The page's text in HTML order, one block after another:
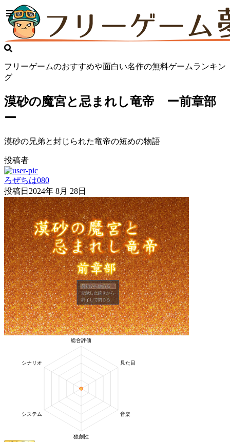
フリーゲームのおすすめや面白い名作の無料ゲームランキン
グ
漠砂の魔宮と忌まれし竜帝 ー前章部
ー
漠砂の兄弟と封じられた竜帝の短めの物語
投稿者
ろぜちは080
投稿日 2024年 8月 28日